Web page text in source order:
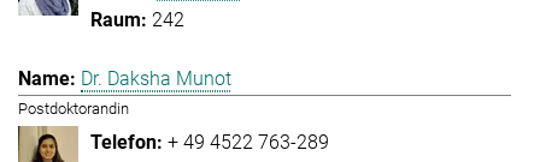
242
Dr. Daksha Munot
Postdoktorandin
+ 49 4522 763-289